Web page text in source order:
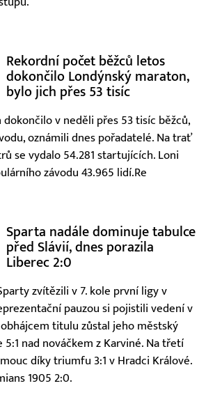
Rekordní počet běžců letos
dokončilo Londýnský maraton,
bylo jich přes 53 tisíc
dokončilo v neděli přes 53 tisíc běžců,
oznámili dnes pořadatelé. Na trať
se vydalo 54.281 startujících. Loni
závodu 43.965 lidí.Re
Sparta nadále dominuje tabulce
před Slávií, dnes porazila
Liberec 2:0
zvítězili v 7. kole první ligy v
pauzou si pojistili vedení v
titulu zůstal jeho městský
5:1 nad nováčkem z Karviné. Na třetí
díky triumfu 3:1 v Hradci Králové.
1905 2:0.